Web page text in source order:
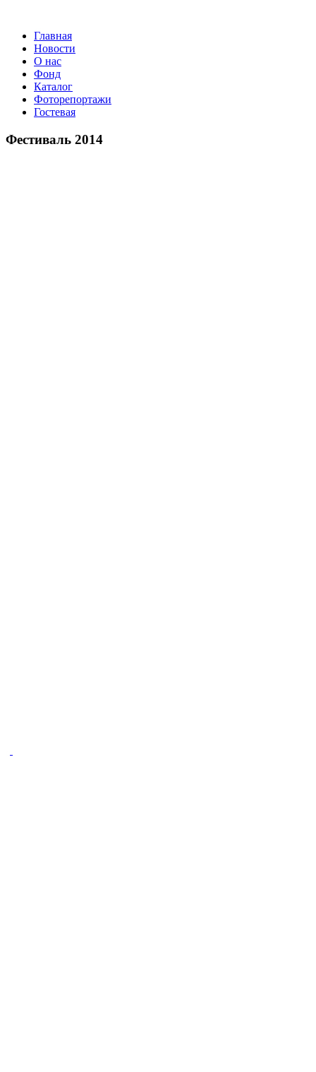
Главная
Новости
О нас
Фонд
Каталог
Фоторепортажи
Гостевая
Фестиваль 2014